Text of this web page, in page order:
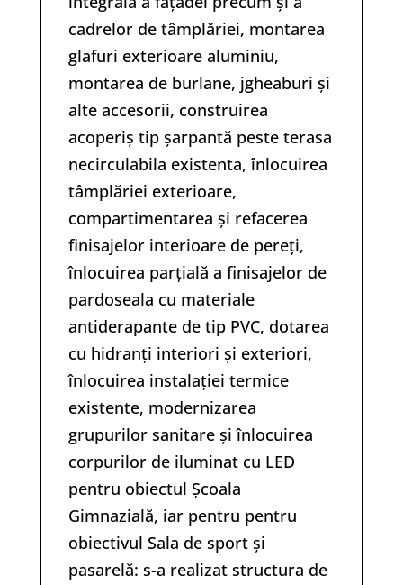
cadrelor de tâmplăriei, montarea
glafuri exterioare aluminiu,
montarea de burlane, jgheaburi și
alte accesorii, construirea
acoperiș tip șarpantă peste terasa
necirculabila existenta, înlocuirea
tâmplăriei exterioare,
compartimentarea și refacerea
finisajelor interioare de pereți,
înlocuirea parțială a finisajelor de
pardoseala cu materiale
antiderapante de tip PVC, dotarea
cu hidranți interiori și exteriori,
înlocuirea instalației termice
existente, modernizarea
grupurilor sanitare și înlocuirea
corpurilor de iluminat cu LED
pentru obiectul Școala
Gimnazială, iar pentru pentru
obiectivul Sala de sport și
pasarelă: s-a realizat structura de